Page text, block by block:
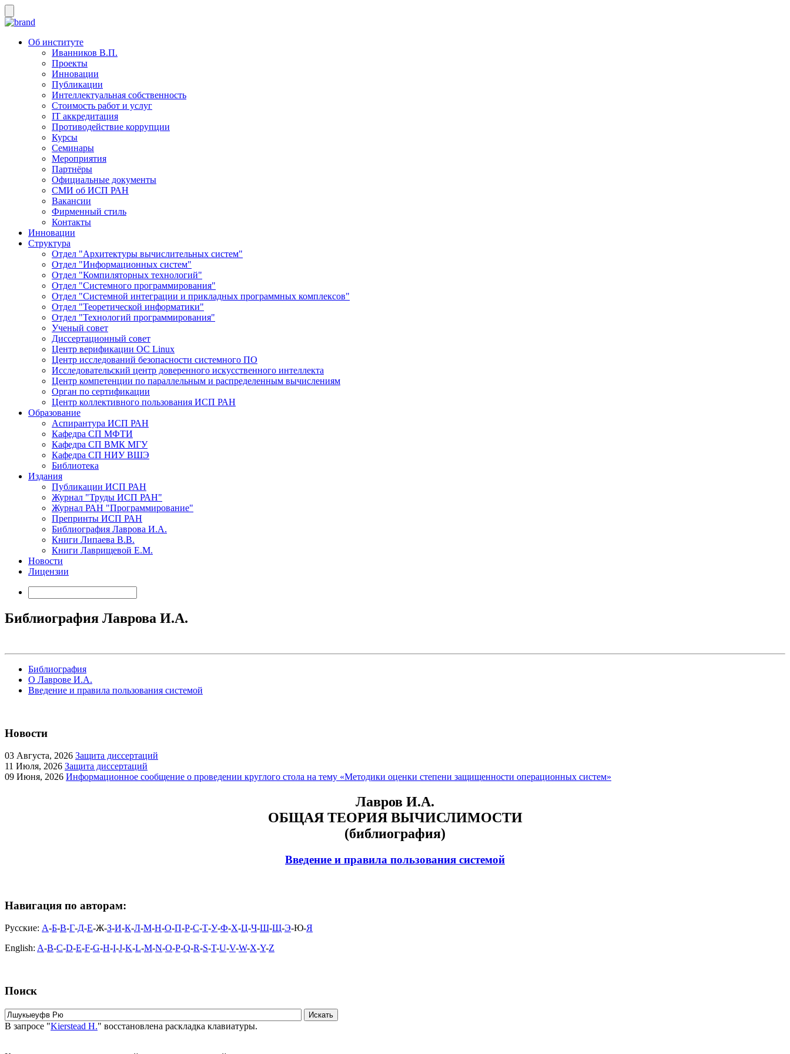
Об институте
Иванников В.П.
Проекты
Инновации
Публикации
Интеллектуальная собственность
Стоимость работ и услуг
IT аккредитация
Противодействие коррупции
Курсы
Семинары
Мероприятия
Партнёры
Официальные документы
СМИ об ИСП РАН
Вакансии
Фирменный стиль
Контакты
Инновации
Структура
Отдел "Архитектуры вычислительных систем"
Отдел "Информационных систем"
Отдел "Компиляторных технологий"
Отдел "Системного программирования"
Отдел "Системной интеграции и прикладных программных комплексов"
Отдел "Теоретической информатики"
Отдел "Технологий программирования"
Ученый совет
Диссертационный совет
Центр верификации ОС Linux
Центр исследований безопасности системного ПО
Исследовательский центр доверенного искусственного интеллекта
Центр компетенции по параллельным и распределенным вычислениям
Орган по сертификации
Центр коллективного пользования ИСП РАН
Образование
Аспирантура ИСП РАН
Кафедра СП МФТИ
Кафедра СП ВМК МГУ
Кафедра СП НИУ ВШЭ
Библиотека
Издания
Публикации ИСП РАН
Журнал "Труды ИСП РАН"
Журнал РАН "Программирование"
Препринты ИСП РАН
Библиография Лаврова И.А.
Книги Липаева В.В.
Книги Лаврищевой Е.М.
Новости
Лицензии
Библиография Лаврова И.А.
Библиография
О Лаврове И.А.
Введение и правила пользования системой
Новости
03 Августа, 2026 Защита диссертаций
11 Июля, 2026 Защита диссертаций
09 Июня, 2026 Информационное сообщение о проведении круглого стола на тему «Методики оценки степени защищенности операционных систем»
Лавров И.А.
ОБЩАЯ ТЕОРИЯ ВЫЧИСЛИМОСТИ
(библиография)
Введение и правила пользования системой
Навигация по авторам:
Русские: А-Б-В-Г-Д-Е-Ж-З-И-К-Л-М-Н-О-П-Р-С-Т-У-Ф-Х-Ц-Ч-Ш-Щ-Э-Ю-Я
English: A-B-C-D-E-F-G-H-I-J-K-L-M-N-O-P-Q-R-S-T-U-V-W-X-Y-Z
Поиск
В запросе "Kierstead H." восстановлена раскладка клавиатуры.